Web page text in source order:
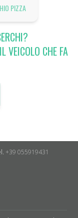
PIZZA
VEICOLO CHE FA
+39 055919431